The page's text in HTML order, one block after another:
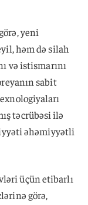
yeni
həm də silah
və istismarını
sabit
təcrübəsi ilə
əhəmiyyətli
üçün etibarlı
görə,